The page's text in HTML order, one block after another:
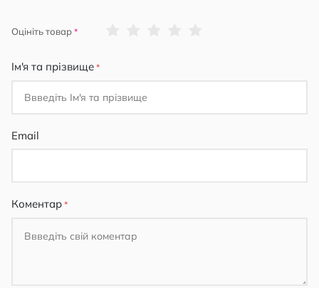
Оцініть товар
Ім'я та прізвище
Email
Коментар